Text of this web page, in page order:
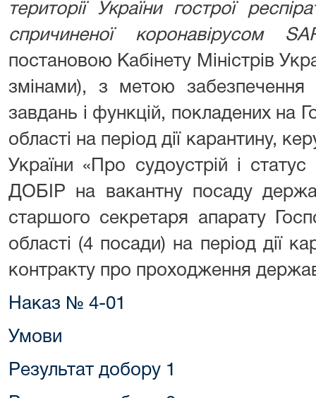
території України гострої
спричиненої коронавірусом
постановою Кабінету Міністрів
змінами), з метою забезпечення
завдань і функцій, покладених на
області на період дії карантину,
України «Про судоустрій і
ДОБІР на вакантну посаду
старшого секретаря апарату
області (4 посади) на період дії
контракту про проходження
Наказ № 4-01
Умови
Результат добору 1